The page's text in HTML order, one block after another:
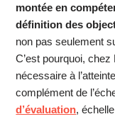
montée en
définition des
non pas seulement
C’est pourquoi,
nécessaire à
complément de
d’évaluation,